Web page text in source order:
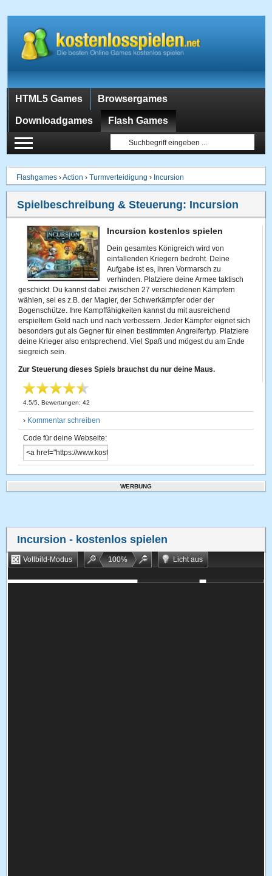
HTML5 Games Browsergames
Downloadgames Flash Games
Flashgames ›Action ›Turmverteidigung › Incursion
Spielbeschreibung & Steuerung: Incursion
Incursion kostenlos spielen
Dein gesamtes Königreich wird von
einfallenden Kriegern bedroht. Deine
Aufgabe ist es, ihren Vormarsch zu
verhinden. Platziere deine Armee taktisch
geschickt. Du kannst dabei zwischen 27 verschiedenen Kämpfern
wählen, sei es z.B. der Magier, der Schwerkämpfer oder der
Bogenschütze. Ihre Kampffähigkeiten kannst du mit ausreichend
erspieltem Geld nach und nach verbessern. Jeder Kämpfer eignet sich
besonders gut als Gegner für einen bestimmten Angreifertyp. Platziere
deine Krieger also entsprechend. Viel Spaß und mögest du am Ende
siegreich sein.
Zur Steuerung dieses Spiels brauchst du nur deine Maus.
4.5/5 , Bewertungen:42
› Kommentar schreiben
Code für deine Webseite:
WERBUNG
Incursion - kostenlos spielen
Vollbild-Modus 100%
Licht aus